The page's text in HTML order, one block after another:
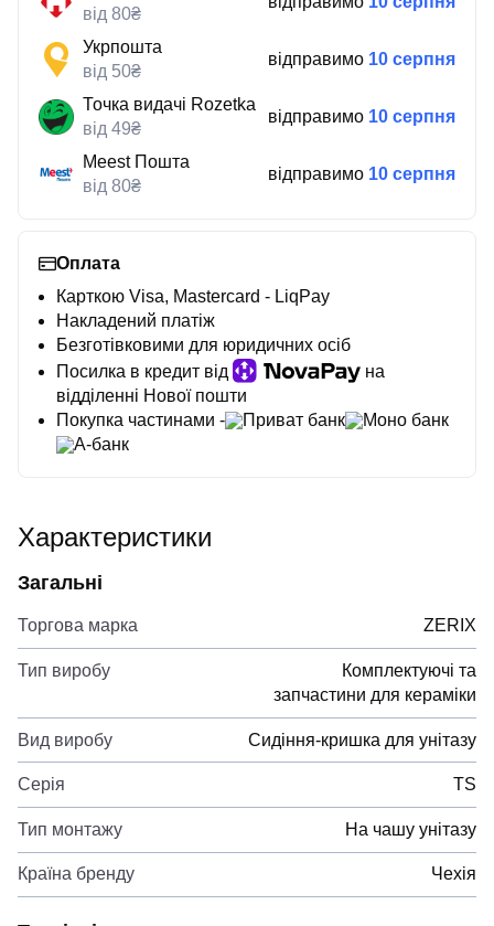
від 80₴
Укрпошта
від 50₴
відправимо 10 серпня
Точка видачі Rozetka
від 49₴
відправимо 10 серпня
Meest Пошта
від 80₴
відправимо 10 серпня
Оплата
Карткою Visa, Mastercard - LiqPay
Накладений платіж
Безготівковими для юридичних осіб
Посилка в кредит від
на
відділенні Нової пошти
Покупка частинами -
Приват банк
Моно банк
А-банк
Характеристики
Загальні
Торгова марка ZERIX
Тип виробу
Комплектуючі та
запчастини для кераміки
Вид виробу Сидіння-кришка для унітазу
Серія TS
Тип монтажу На чашу унітазу
Країна бренду Чехія